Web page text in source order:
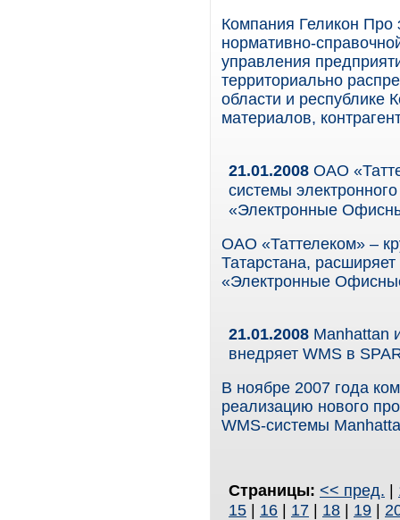
Компания Геликон Про
нормативно-
управления
территориально
области и республике
материалов,
21.01.2008 ОАО
системы
«Электронные
ОАО «Таттелеком» –
Татарстана,
«Электронные
21.01.2008 Manhattan
внедряет WMS в
В ноябре 2007 года
реализацию нового
WMS-системы
Страницы: << пред. |
15 | 16 | 17 | 18 | 19 |